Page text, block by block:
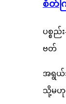
စိတ်
ပစ္စည်း
ဗတ်
အရွယ်အ
သို့မ